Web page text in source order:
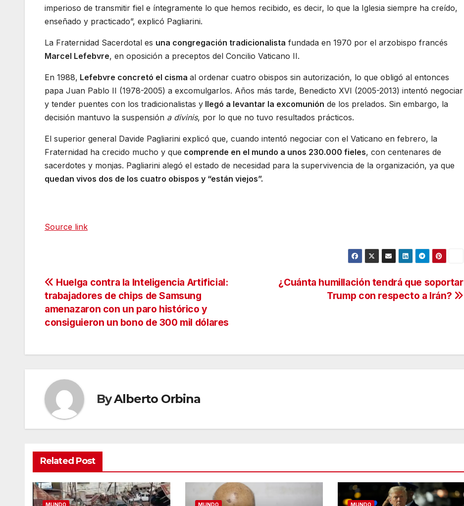
imperioso de transmitir fiel e íntegramente lo que hemos recibido, es decir, lo que la Iglesia siempre ha creído,
enseñado y practicado”, explicó Pagliarini.
La Fraternidad Sacerdotal es una congregación tradicionalista fundada en 1970 por el arzobispo francés
Marcel Lefebvre, en oposición a preceptos del Concilio Vaticano II.
En 1988, Lefebvre concretó el cisma al ordenar cuatro obispos sin autorización, lo que obligó al entonces
papa Juan Pablo II (1978-2005) a excomulgarlos. Años más tarde, Benedicto XVI (2005-2013) intentó negociar
y tender puentes con los tradicionalistas y llegó a levantar la excomunión de los prelados. Sin embargo, la
decisión mantuvo la suspensión a divinis, por lo que no tuvo resultados prácticos.
El superior general Davide Pagliarini explicó que, cuando intentó negociar con el Vaticano en febrero, la
Fraternidad ha crecido mucho y que comprende en el mundo a unos 230.000 fieles, con centenares de
sacerdotes y monjas. Pagliarini alegó el estado de necesidad para la supervivencia de la organización, ya que
quedan vivos dos de los cuatro obispos y “están viejos”.
Source link
Navegación
de
entradas
¿Cuánta humillación tendrá que soportar
Trump con respecto a Irán?
Huelga contra la Inteligencia Artificial:
trabajadores de chips de Samsung
amenazaron con un paro histórico y
consiguieron un bono de 300 mil dólares
ByAlberto Orbina
Related Post
MUNDO MUNDO MUNDO